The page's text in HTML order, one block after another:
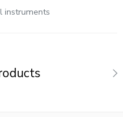
instruments